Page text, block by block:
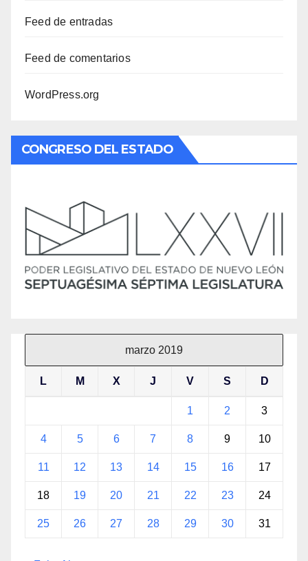
Feed de entradas
Feed de comentarios
WordPress.org
CONGRESO DEL ESTADO
marzo 2019
L M X J V S D
1 2 3
4 5 6 7 8 9 10
11 12 13 14 15 16 17
18 19 20 21 22 23 24
25 26 27 28 29 30 31